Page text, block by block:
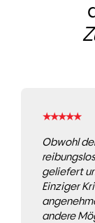
★★★★★
Obwohl
geliefert
Einziger
andere